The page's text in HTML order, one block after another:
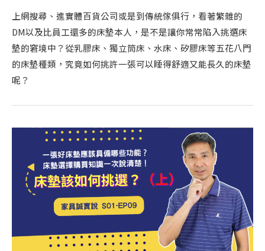
上網搜尋、進實體百貨公司或是到傳統傢俱行，看著繁雜的
DM以及比員工還多的床墊本人，是不是讓你常常陷入挑選床
墊的窘境中？從乳膠床、獨立筒床、水床、矽膠床等五花八門
的床墊種類，究竟如何挑許一張可以睡得舒適又能長久的床墊
呢？